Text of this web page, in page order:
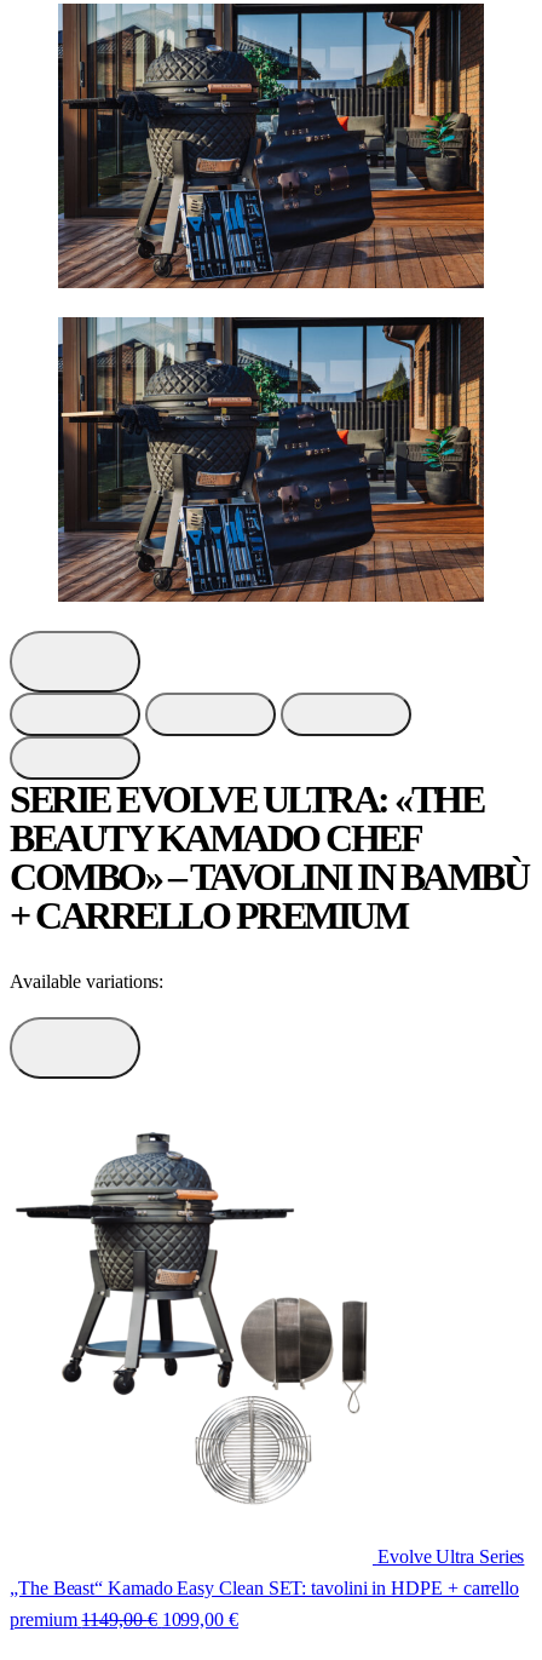
SERIE EVOLVE ULTRA: «THE
BEAUTY KAMADO CHEF
COMBO» – TAVOLINI IN BAMBÙ
+ CARRELLO PREMIUM
Available variations:
Evolve Ultra Series
„The Beast“ Kamado Easy Clean SET: tavolini in HDPE + carrello
premium 1149,00€ 1099,00 €